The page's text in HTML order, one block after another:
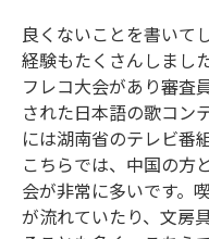
良くないことを書いて
経験もたくさんしまし
フレコ大会があり審査
された日本語の歌コン
には湖南省のテレビ番
こちらでは、中国の方
会が非常に多いです。
が流れていたり、文房